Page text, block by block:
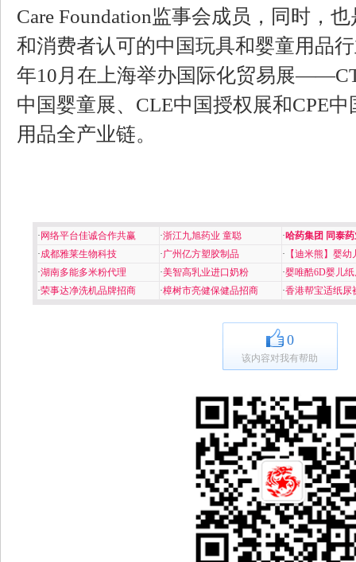
Care Foundation监事会成员，同时，
和消费者认可的中国玩具和婴童用品
年10月在上海举办国际化贸易展
中国婴童展、CLE中国授权展和CPE
用品全产业链。
· 网络平台佳诚合作共赢 ·浙江九旭药业 童聪 ·哈药集团 同泰
·成都雅莱生物科技 ·广州亿方塑胶制品 · 【迪米熊】婴幼
·湖南多能多米粉代理 ·美智高乳业进口奶粉 ·婴唯酷6D婴儿
·荣事达净洗机品牌招商 ·樟树市亮健保健品招商 ·香港帮宝适纸尿
0
该内容对我有帮助